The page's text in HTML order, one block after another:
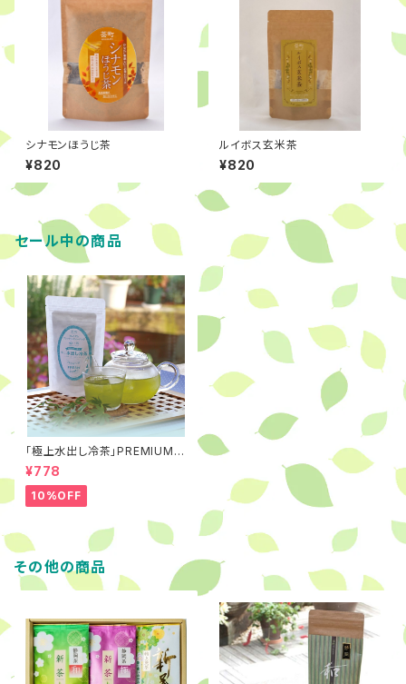
シナモンほうじ茶
¥820
ルイボス玄米茶
¥820
セール中の商品
「極上水出し冷茶」PREMIUM T
EA BAG ８月のお買い得 1
0％オフ
¥778
10%OFF
その他の商品